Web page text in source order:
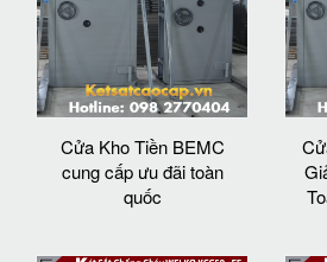
Cửa Kho Tiền BEMC
cung cấp ưu đãi toàn
quốc